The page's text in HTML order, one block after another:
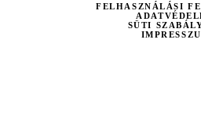
FELHASZNÁLÁSI
SÜTI